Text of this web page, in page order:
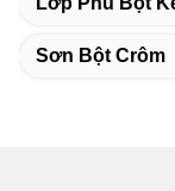
Sơn Bột Crôm